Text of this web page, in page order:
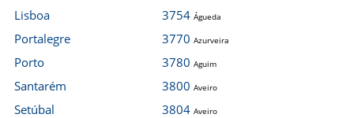
Lisboa
Portalegre
Porto
Santarém
Setúbal
3754 Águeda
3770 Azurveira
3780 Aguim
3800 Aveiro
3804 Aveiro